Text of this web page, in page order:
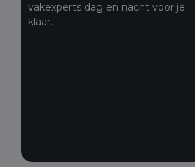
vakexperts dag en nacht voor je
klaar.